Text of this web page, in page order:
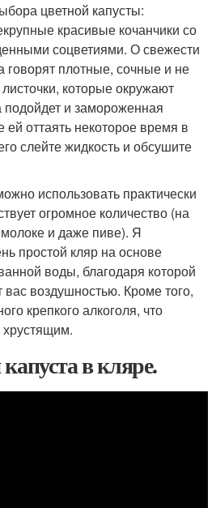
цветной капусты:
красивые кочанчики со
соцветиями. О свежести
говорят плотные, сочные и не
которые окружают
подойдет и замороженная
ей оттаять некоторое время в
слейте жидкость и обсушите
использовать практически
огромное количество (на
и даже пиве). Я
простой кляр на основе
воды, благодаря которой
вас воздушностью. Кроме того,
крепкого алкоголя, что
хрустящим.
в кляре.